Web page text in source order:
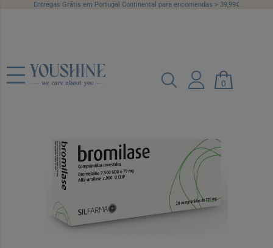
Entregas Grátis em Portugal Continental para encomendas > 39,99€
0
Bromilase Comp X 20
Ref.: 7399998